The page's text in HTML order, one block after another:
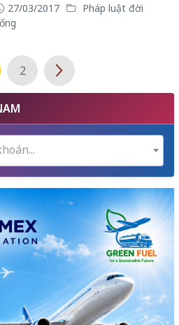
27/03/2017
Pháp luật đời
2